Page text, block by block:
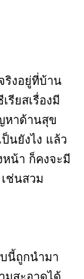
ริงอยู่ที่บ้าน
รียสเรื่องมี
หาด้านสุข
นยังไง แล้ว
น้า ก็คงจะมี
ช่นสวม
นี้ถูกนำมา